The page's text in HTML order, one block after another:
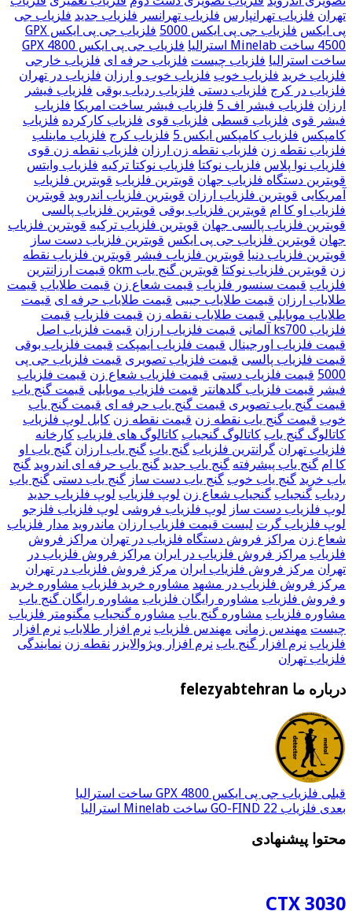
تهران فلزیاب تهرانپارس فلزیاب تهرانسر فلزیاب جدید فلزیاب جی
پی ایکس فلزیاب جی پی ایکس 5000
فلزیاب جی پی ایکس GPX
4500 ساخت Minelab استرالیا
فلزیاب جی پی ایکس GPX 4800
ساخت استرالیا فلزیاب چیست فلزیاب حرفه ای فلزیاب خارجی
فلزیاب خرید فلزیاب خوب فلزیاب خوب و ارزان فلزیاب در تهران
فلزیاب در کرج فلزیاب دستی فلزیاب ردیاب بوقی فلزیاب فیشر
ارزان فلزیاب فیشر اف 5 فلزیاب فیشر ساخت امریکا فلزیاب
فیشر قوی فلزیاب قسطی فلزیاب قوی فلزیاب کارکرده فلزیاب
کامپکس فلزیاب کامپکس ایکس 5 فلزیاب کرج فلزیاب ماینلب
فلزیاب نقطه زن فلزیاب نقطه زن ارزان فلزیاب نقطه زن قوی
فلزیاب نوا پلاس فلزیاب نوکتا فلزیاب نوکتا ترکیه فلزیاب وایتس
قویترین دستگاه فلزیاب جهان قویترین فلزیاب قویترین فلزیاب
آمریکایی قویترین فلزیاب ارزان قویترین فلزیاب اندروید قویترین
فلزیاب او کا ام قویترین فلزیاب بوقی قویترین فلزیاب پالسی
قویترین فلزیاب پالسی جهان قویترین فلزیاب ترکیه قویترین فلزیاب
جهان قویترین فلزیاب جی پی ایکس قویترین فلزیاب دست ساز
قویترین فلزیاب دنیا قویترین فلزیاب فیشر قویترین فلزیاب نقطه
زن قویترین فلزیاب نوکتا قویترین گنج یاب okm
قیمت ارزانترین
فلزیاب قیمت سنسور فلزیاب قیمت شعاع زن قیمت طلایاب قیمت
طلایاب ارزان قیمت طلایاب جیبی قیمت طلایاب حرفه ای قیمت
طلایاب موبایلی قیمت طلایاب نقطه زن قیمت فلزیاب قیمت
فلزیاب ks700 آلمانی
قیمت فلزیاب ارزان قیمت فلزیاب اصل
قیمت فلزیاب اورجینال قیمت فلزیاب ایمپکت قیمت فلزیاب بوقی
قیمت فلزیاب پالسی قیمت فلزیاب تصویری قیمت فلزیاب جی پی
5000 قیمت فلزیاب دستی قیمت فلزیاب شعاع زن قیمت فلزیاب
فیشر قیمت فلزیاب گلدهانتر قیمت فلزیاب موبایلی قیمت گنج یاب
قیمت گنج یاب تصویری قیمت گنج یاب حرفه ای قیمت گنج یاب
خوب قیمت گنج یاب نقطه زن قیمت نقطه زن کابل لوپ فلزیاب
کاتالوگ گنج یاب کاتالوگ گنجیاب کاتالوگ های فلزیاب کارخانه
فلزیاب تهران گرانترین فلزیاب گنج یاب گنج یاب ارزان گنج یاب او
کا ام گنج یاب پیشرفته گنج یاب جدید گنج یاب حرفه ای اندروید گنج
یاب خرید گنج یاب خوب گنج یاب دست ساز گنج یاب دستی گنج یاب
ردیاب گنجیاب گنجیاب شعاع زن لوپ فلزیاب لوپ فلزیاب جدید
لوپ فلزیاب دست ساز لوپ فلزیاب فروشی لوپ فلزیاب فلزجو
لوپ فلزیاب گرت لیست قیمت فلزیاب ارزان ماندروید مدار فلزیاب
شعاع زن مراکز فروش دستگاه فلزیاب در تهران مراکز فروش
فلزیاب مراکز فروش فلزیاب در ایران مراکز فروش فلزیاب در
تهران مرکز فروش فلزیاب ایران مرکز فروش فلزیاب در تهران
مرکز فروش فلزیاب در مشهد مشاوره خرید فلزیاب مشاوره خرید
و فروش فلزیاب مشاوره رایگان فلزیاب مشاوره رایگان گنج یاب
مشاوره فلزیاب مشاوره گنج یاب مشاوره گنجیاب مگنومتر فلزیاب
چیست مهندس زمانی مهندس فلزیاب نرم افزار طلایاب نرم افزار
فلزیاب نرم افزار گنج یاب نرم افزار ویژوالایزر نقطه زن نمایندگی
فلزیاب تهران
درباره ما felezyabtehran
قبلی فلزیاب جی پی ایکس GPX 4800 ساخت استرالیا
بعدی فلزیاب GO-FIND 22 ساخت Minelab استرالیا
محتوا پیشنهادی
CTX 3030